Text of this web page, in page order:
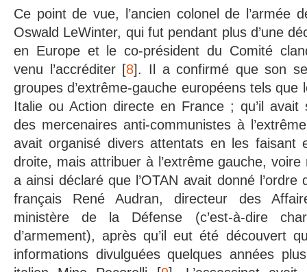
Ce point de vue, l’ancien colonel de l’armée
Oswald LeWinter, qui fut pendant plus d’une
en Europe et le co-président du Comité
venu l’accréditer [8]. Il a confirmé que son
groupes d’extrême-gauche européens tels que
Italie ou Action directe en France ; qu’il avait
des mercenaires anti-communistes à
avait organisé divers attentats en les faisant
droite, mais attribuer à l’extrême gauche,
a ainsi déclaré que l’OTAN avait donné l’ordre
français René Audran, directeur des
ministère de la Défense (c’est-à-dire
d’armement), après qu’il eut été découvert
informations divulguées quelques années